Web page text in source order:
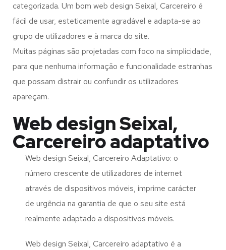
categorizada. Um bom web design Seixal, Carcereiro é
fácil de usar, esteticamente agradável e adapta-se ao
grupo de utilizadores e à marca do site.
Muitas páginas são projetadas com foco na simplicidade,
para que nenhuma informação e funcionalidade estranhas
que possam distrair ou confundir os utilizadores
apareçam.
Web design Seixal,
Carcereiro adaptativo
Web design Seixal, Carcereiro Adaptativo: o
número crescente de utilizadores de internet
através de dispositivos móveis, imprime carácter
de urgência na garantia de que o seu site está
realmente adaptado a dispositivos móveis.
Web design Seixal, Carcereiro adaptativo é a